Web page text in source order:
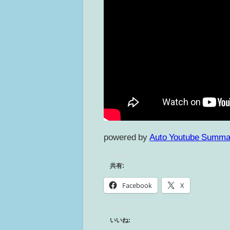
powered by Auto Youtube
共有:
Facebook X
いいね: